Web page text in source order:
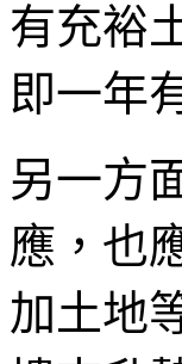
有充裕
即一年
另一方
應，也
加土地